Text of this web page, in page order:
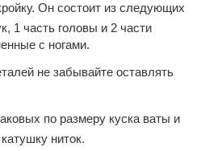
Он состоит из следующих
1 часть головы и 2 части
с ногами.
не забывайте оставлять
по размеру куска ваты и
ниток.